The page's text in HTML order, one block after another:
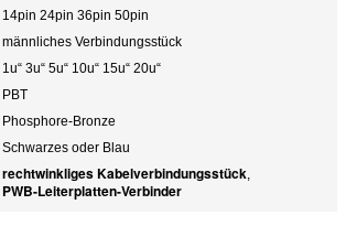
14pin 24pin 36pin 50pin
männliches Verbindungsstück
1u“ 3u“ 5u“ 10u“ 15u“ 20u“
PBT
Phosphore-Bronze
Schwarzes oder Blau
rechtwinkliges Kabelverbindungsstück,
PWB-Leiterplatten-Verbinder